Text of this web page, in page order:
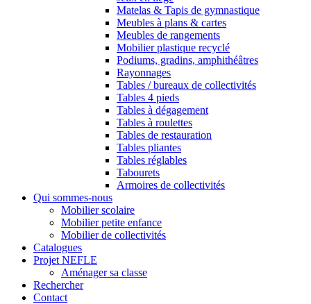
Matelas & Tapis de gymnastique
Meubles à plans & cartes
Meubles de rangements
Mobilier plastique recyclé
Podiums, gradins, amphithéâtres
Rayonnages
Tables / bureaux de collectivités
Tables 4 pieds
Tables à dégagement
Tables à roulettes
Tables de restauration
Tables pliantes
Tables réglables
Tabourets
Armoires de collectivités
Qui sommes-nous
Mobilier scolaire
Mobilier petite enfance
Mobilier de collectivités
Catalogues
Projet NEFLE
Aménager sa classe
Rechercher
Contact